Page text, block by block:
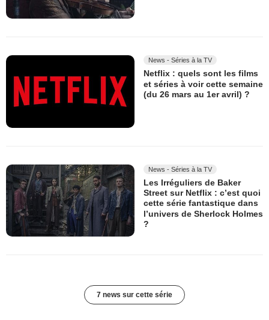
News - Séries à la TV
Netflix : quels sont les films
et séries à voir cette semaine
(du 26 mars au 1er avril) ?
News - Séries à la TV
Les Irréguliers de Baker
Street sur Netflix : c’est quoi
cette série fantastique dans
l’univers de Sherlock Holmes
?
7 news sur cette série